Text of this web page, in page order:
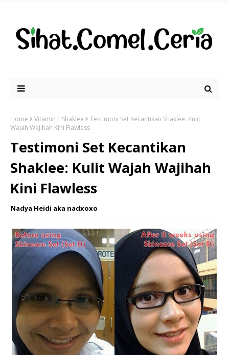
Home Vitamin E Shaklee
Testimoni Set Kecantikan Shaklee: Kulit
Wajah Wajihah Kini Flawless
Testimoni Set Kecantikan
Shaklee: Kulit Wajah Wajihah
Kini Flawless
Nadya Heidi aka nadxoxo